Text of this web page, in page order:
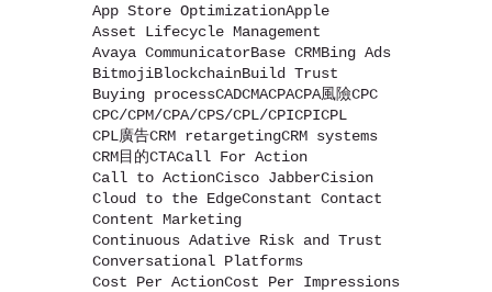
App Store OptimizationApple
Asset Lifecycle Management
Avaya CommunicatorBase CRMBing Ads
BitmojiBlockchainBuild Trust
Buying processCADCMACPACPA風險CPC
CPC/CPM/CPA/CPS/CPL/CPICPICPL
CPL廣告CRM retargetingCRM systems
CRM目的CTACall For Action
Call to ActionCisco JabberCision
Cloud to the EdgeConstant Contact
Content Marketing
Continuous Adative Risk and Trust
Conversational Platforms
Cost Per ActionCost Per Impressions